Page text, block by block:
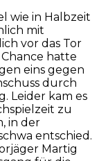
wie in Halbzeit
mit
vor das Tor
hatte
eins gegen
durch
Leider kam es
zu
in der
entschied.
Martig